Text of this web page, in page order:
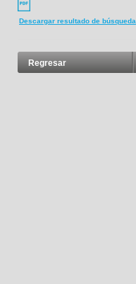
Descargar resultado de búsqueda
Regresar